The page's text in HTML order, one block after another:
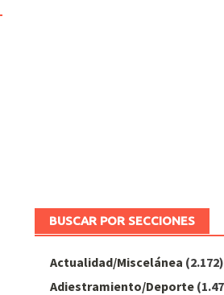
BUSCAR POR SECCIONES
Actualidad/Miscelánea (2.172)
Adiestramiento/Deporte